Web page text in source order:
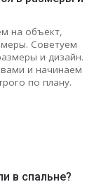
на объект,
Советуем
и дизайн.
и начинаем
по плану.
в спальне?